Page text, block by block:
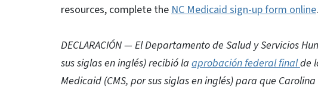
resources, complete theNC Medicaid sign-up form online.
DECLARACIÓN — El Departamento de Salud y Servicios
sus siglas en inglés) recibió la aprobación federal finalde
Medicaid (CMS, por sus siglas en inglés) para que